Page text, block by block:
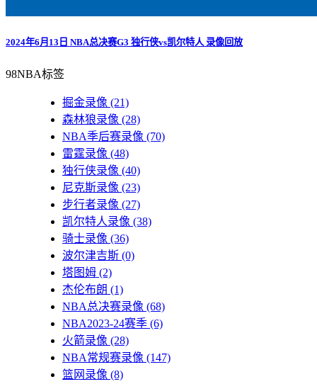
2024年6月13日 NBA总决赛G3 独行侠vs凯尔特人 录像回放
98NBA标签
掘金录像 (21)
森林狼录像 (28)
NBA季后赛录像 (70)
雷霆录像 (48)
独行侠录像 (40)
尼克斯录像 (23)
步行者录像 (27)
凯尔特人录像 (38)
骑士录像 (36)
波尔津吉斯 (0)
塔图姆 (2)
杰伦布朗 (1)
NBA总决赛录像 (68)
NBA2023-24赛季 (6)
火箭录像 (28)
NBA常规赛录像 (147)
篮网录像 (8)